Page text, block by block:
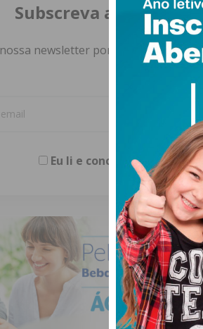
Subscreva a
newsletter por e-mail e
atualizada.
Eu li e concordo com os